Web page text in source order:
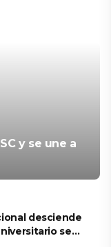
y se une a
desciende
se